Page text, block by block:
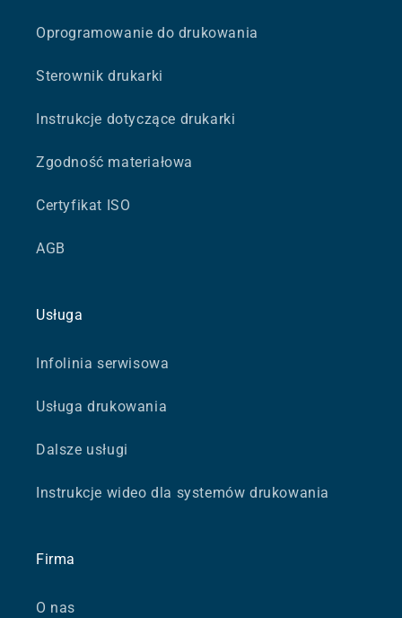
Oprogramowanie do drukowania
Sterownik drukarki
Instrukcje dotyczące drukarki
Zgodność materiałowa
Certyfikat ISO
AGB
Usługa
Infolinia serwisowa
Usługa drukowania
Dalsze usługi
Instrukcje wideo dla systemów drukowania
Firma
O nas